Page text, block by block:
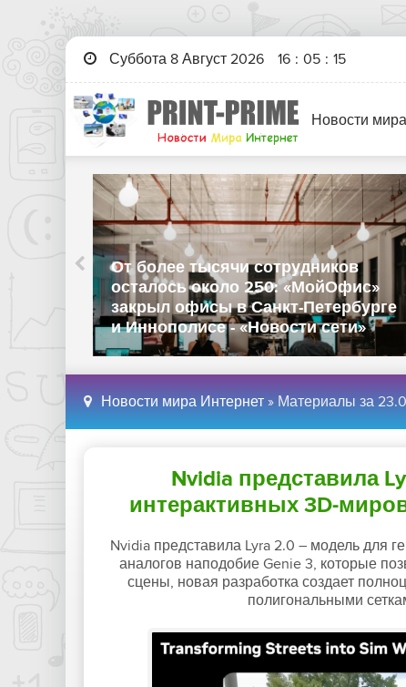
Суббота 8 Август 2026 16 : 05 : 16
Новости
сотрудников
250: «МойОфис»
в Санкт-Петербурге
- «Новости сети»
OpenAI
ИИ-модели Astra
слишком умной -
Новости мира Интернет » Материалы за
Nvidia представила
интерактивных 3D-
Nvidia представила Lyra 2.0 – модель для
аналогов наподобие Genie 3, которые
сцены, новая разработка создает
полигональными